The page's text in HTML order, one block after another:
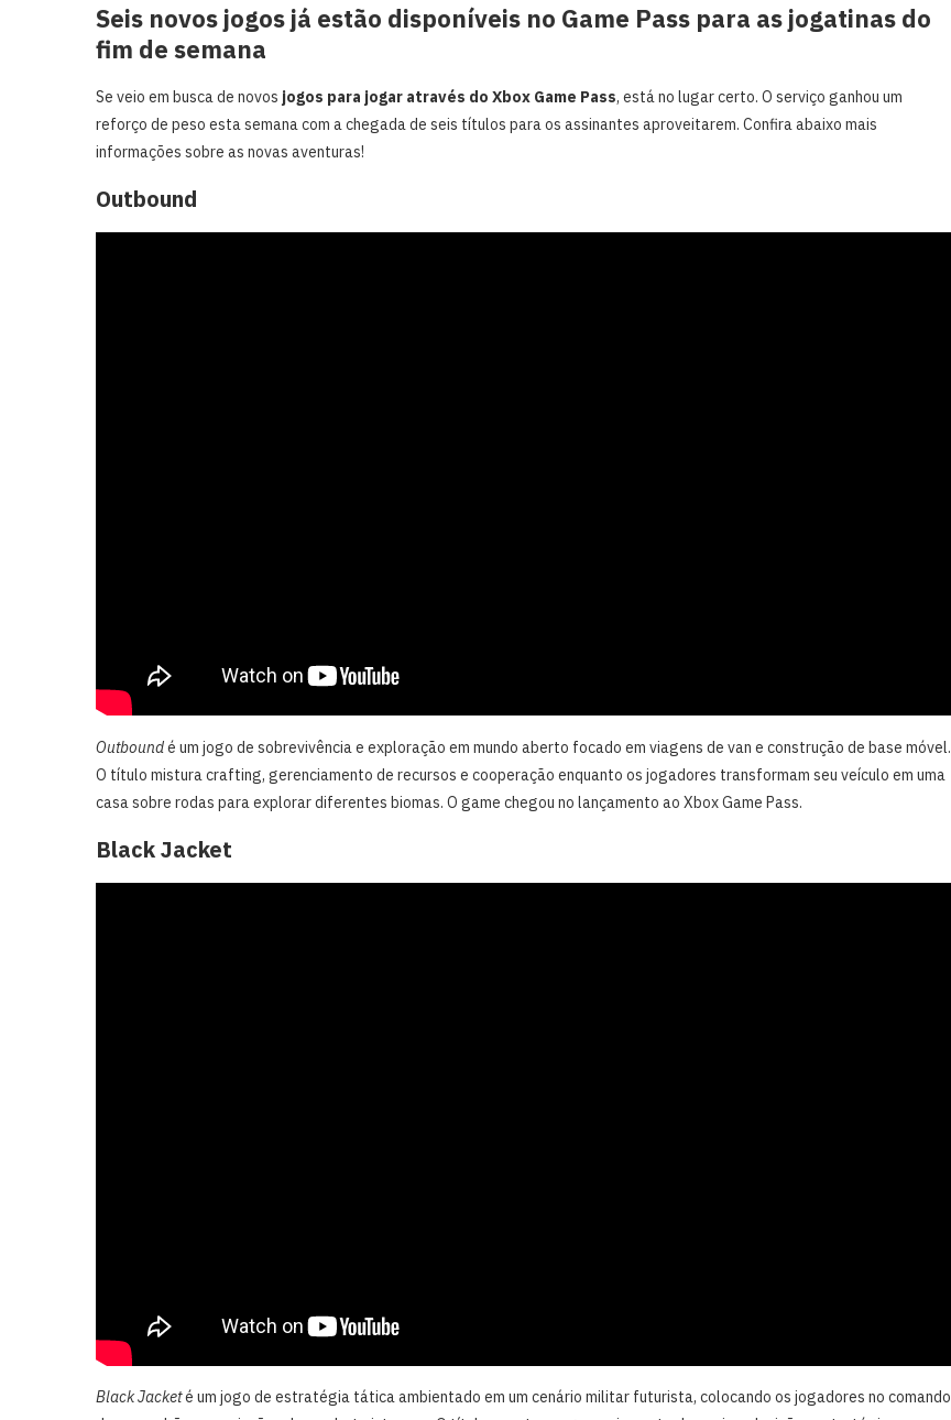
Seis novos jogos já estão disponíveis no Game Pass para as jogatinas do
fim de semana
Se veio em busca de novos jogos para jogar através do Xbox Game Pass, está no lugar certo. O serviço ganhou um
reforço de peso esta semana com a chegada de seis títulos para os assinantes aproveitarem. Confira abaixo mais
informações sobre as novas aventuras!
Outbound
Outboundé um jogo de sobrevivência e exploração em mundo aberto focado em viagens de van e construção de base móvel.
O título mistura crafting, gerenciamento de recursos e cooperação enquanto os jogadores transformam seu veículo em uma
casa sobre rodas para explorar diferentes biomas. O game chegou no lançamento ao Xbox Game Pass.
Black Jacket
Black Jacketé um jogo de estratégia tática ambientado em um cenário militar futurista, colocando os jogadores no comando